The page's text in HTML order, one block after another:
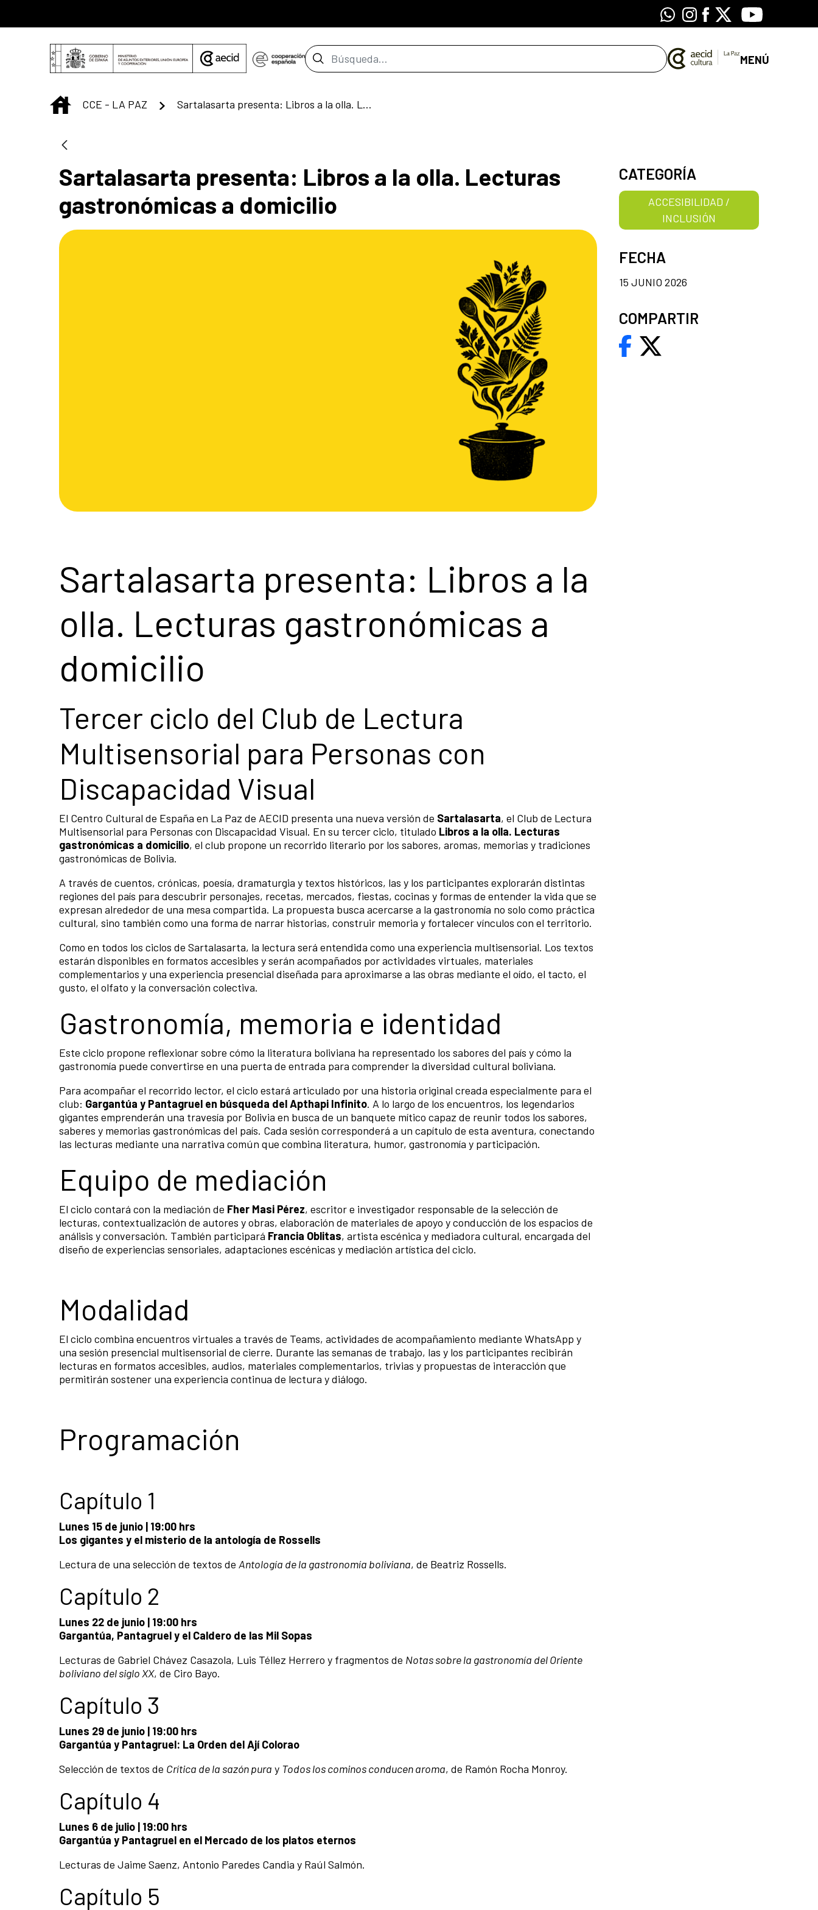
WhatsappInstagram
Facebook
X Youtube
Barra de búsqueda MENÚ
INICIO
CCE - LA PAZ Sartalasarta presenta: Libros a la olla. Lecturas gastronómicas a domicilio
Sartalasarta presenta: Libros a la olla. Lecturas
gastronómicas a domicilio
Sartalasarta presenta: Libros a la
olla. Lecturas gastronómicas a
domicilio
Tercer ciclo del Club de Lectura
Multisensorial para Personas con
Discapacidad Visual
El Centro Cultural de España en La Paz de AECID presenta una nueva versión de Sartalasarta, el Club de Lectura
Multisensorial para Personas con Discapacidad Visual. En su tercer ciclo, titulado Libros a la olla. Lecturas
gastronómicas a domicilio, el club propone un recorrido literario por los sabores, aromas, memorias y tradiciones
gastronómicas de Bolivia.
A través de cuentos, crónicas, poesía, dramaturgia y textos históricos, las y los participantes explorarán distintas
regiones del país para descubrir personajes, recetas, mercados, fiestas, cocinas y formas de entender la vida que se
expresan alrededor de una mesa compartida. La propuesta busca acercarse a la gastronomía no solo como práctica
cultural, sino también como una forma de narrar historias, construir memoria y fortalecer vínculos con el territorio.
Como en todos los ciclos de Sartalasarta, la lectura será entendida como una experiencia multisensorial. Los textos
estarán disponibles en formatos accesibles y serán acompañados por actividades virtuales, materiales
complementarios y una experiencia presencial diseñada para aproximarse a las obras mediante el oído, el tacto, el
gusto, el olfato y la conversación colectiva.
Gastronomía, memoria e identidad
Este ciclo propone reflexionar sobre cómo la literatura boliviana ha representado los sabores del país y cómo la
gastronomía puede convertirse en una puerta de entrada para comprender la diversidad cultural boliviana.
Para acompañar el recorrido lector, el ciclo estará articulado por una historia original creada especialmente para el
club: Gargantúa y Pantagruel en búsqueda del Apthapi Infinito. A lo largo de los encuentros, los legendarios
gigantes emprenderán una travesía por Bolivia en busca de un banquete mítico capaz de reunir todos los sabores,
saberes y memorias gastronómicas del país. Cada sesión corresponderá a un capítulo de esta aventura, conectando
las lecturas mediante una narrativa común que combina literatura, humor, gastronomía y participación.
Equipo de mediación
El ciclo contará con la mediación de Fher Masi Pérez, escritor e investigador responsable de la selección de
lecturas, contextualización de autores y obras, elaboración de materiales de apoyo y conducción de los espacios de
análisis y conversación. También participará Francia Oblitas, artista escénica y mediadora cultural, encargada del
diseño de experiencias sensoriales, adaptaciones escénicas y mediación artística del ciclo.
Modalidad
El ciclo combina encuentros virtuales a través de Teams, actividades de acompañamiento mediante WhatsApp y
una sesión presencial multisensorial de cierre. Durante las semanas de trabajo, las y los participantes recibirán
lecturas en formatos accesibles, audios, materiales complementarios, trivias y propuestas de interacción que
permitirán sostener una experiencia continua de lectura y diálogo.
Programación
Capítulo 1
Lunes 15 de junio | 19:00 hrs
Los gigantes y el misterio de la antología de Rossells
Lectura de una selección de textos de Antología de la gastronomía boliviana, de Beatriz Rossells.
Capítulo 2
Lunes 22 de junio | 19:00 hrs
Gargantúa, Pantagruel y el Caldero de las Mil Sopas
Lecturas de Gabriel Chávez Casazola, Luis Téllez Herrero y fragmentos de Notas sobre la gastronomía del Oriente
boliviano del siglo XX, de Ciro Bayo.
Capítulo 3
Lunes 29 de junio | 19:00 hrs
Gargantúa y Pantagruel: La Orden del Ají Colorao
Selección de textos de Crítica de la sazón pura y Todos los cominos conducen aroma, de Ramón Rocha Monroy.
Capítulo 4
Lunes 6 de julio | 19:00 hrs
Gargantúa y Pantagruel en el Mercado de los platos eternos
Lecturas de Jaime Saenz, Antonio Paredes Candia y Raúl Salmón.
Capítulo 5
CATEGORÍA
ACCESIBILIDAD /
INCLUSIÓN
FECHA
15 JUNIO 2026
COMPARTIR